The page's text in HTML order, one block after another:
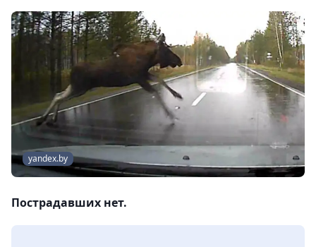
yandex.by
Пострадавших нет.